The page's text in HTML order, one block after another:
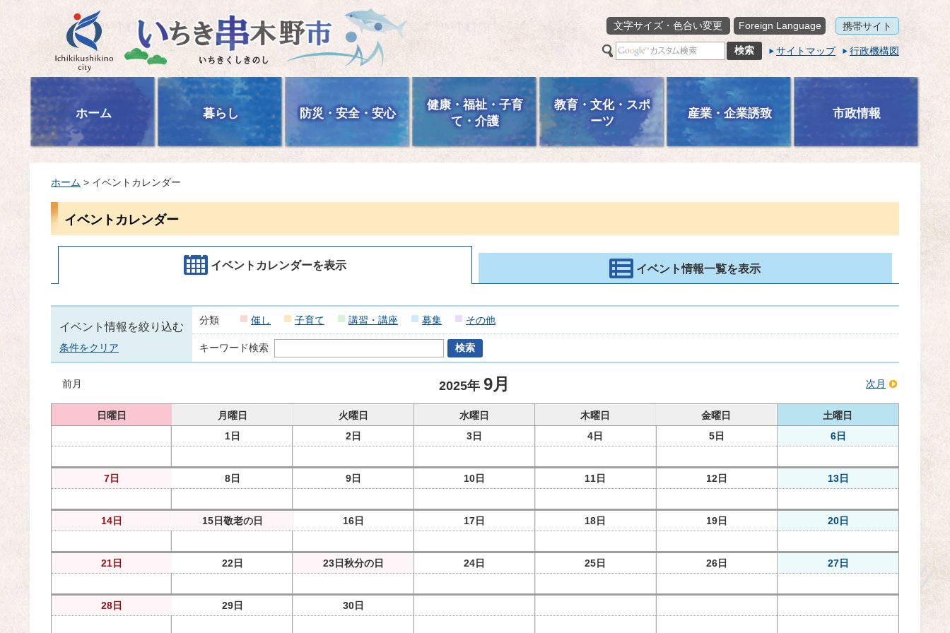
いちき串木野市
文字サイズ・色合い変更
Foreign Language 携帯サイト
サイトマップ 行政機構図
ホーム 暮らし 防災・安全・安心
健康・福祉・子育
て・介護
教育・文化・スポ
ーツ
産業・企業誘致 市政情報
ホーム > イベントカレンダー
イベントカレンダー
イベントカレンダーを表示 イベント情報一覧を表示
イベント情報を絞り込む
条件をクリア
分類 催し 子育て 講習・講座 募集 その他
キーワード検索
前月 2025年 9月 次月
日曜日 月曜日 火曜日 水曜日 木曜日 金曜日
土曜日
1日
2日 3日 4日 5日 6日
7日 8日 9日 10日 11日 12日 13日
14日 15日敬老の日 16日 17日 18日 19日 20日
21日 22日 23日秋分の日 24日 25日 26日 27日
28日 29日 30日